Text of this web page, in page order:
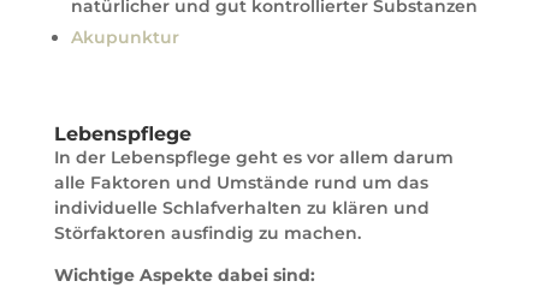
natürlicher und gut kontrollierter Substanzen
Akupunktur
Lebenspflege
In der Lebenspflege geht es vor allem darum
alle Faktoren und Umstände rund um das
individuelle Schlafverhalten zu klären und
Störfaktoren ausfindig zu machen.
Wichtige Aspekte dabei sind: